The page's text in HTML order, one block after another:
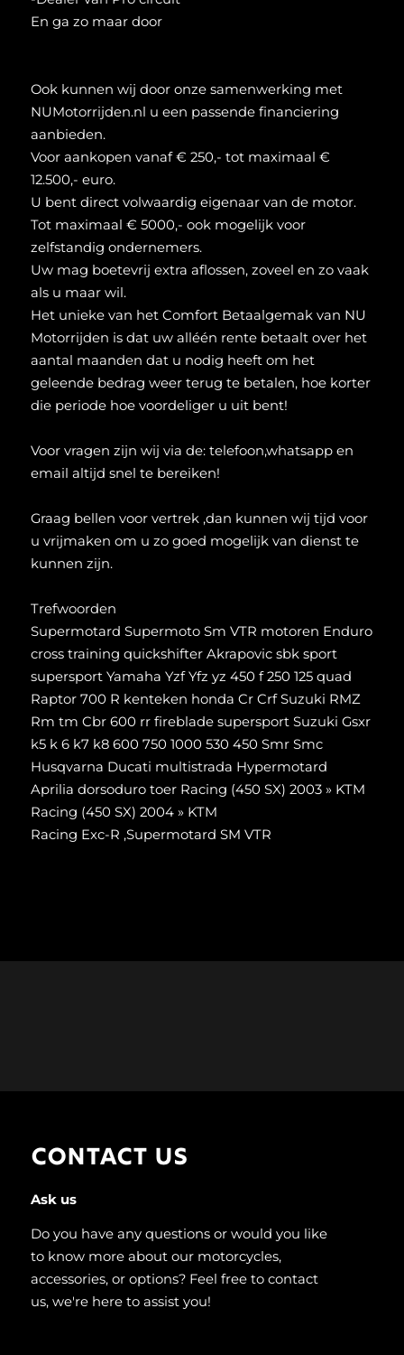
En ga zo maar door
Ook kunnen wij door onze samenwerking met
NUMotorrijden.nl u een passende financiering
aanbieden.
Voor aankopen vanaf € 250,- tot maximaal €
12.500,- euro.
U bent direct volwaardig eigenaar van de motor.
Tot maximaal € 5000,- ook mogelijk voor
zelfstandig ondernemers.
Uw mag boetevrij extra aflossen, zoveel en zo vaak
als u maar wil.
Het unieke van het Comfort Betaalgemak van NU
Motorrijden is dat uw alléén rente betaalt over het
aantal maanden dat u nodig heeft om het
geleende bedrag weer terug te betalen, hoe korter
die periode hoe voordeliger u uit bent!
Voor vragen zijn wij via de: telefoon,whatsapp en
email altijd snel te bereiken!
Graag bellen voor vertrek ,dan kunnen wij tijd voor
u vrijmaken om u zo goed mogelijk van dienst te
kunnen zijn.
Trefwoorden
Supermotard Supermoto Sm VTR motoren Enduro
cross training quickshifter Akrapovic sbk sport
supersport Yamaha Yzf Yfz yz 450 f 250 125 quad
Raptor 700 R kenteken honda Cr Crf Suzuki RMZ
Rm tm Cbr 600 rr fireblade supersport Suzuki Gsxr
k5 k 6 k7 k8 600 750 1000 530 450 Smr Smc
Husqvarna Ducati multistrada Hypermotard
Aprilia dorsoduro toer Racing (450 SX) 2003 » KTM
Racing (450 SX) 2004 » KTM
Racing Exc-R ,Supermotard SM VTR
CONTACT US
Ask us
Do you have any questions or would you like
to know more about our motorcycles,
accessories, or options? Feel free to contact
us, we're here to assist you!